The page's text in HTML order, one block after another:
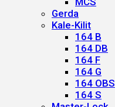
Gerda
Kale-Kilit
164 B
164 DB
164 F
164 G
164 OBS
164 S